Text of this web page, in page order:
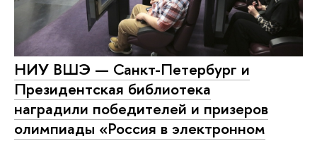
НИУ ВШЭ — Санкт-Петербург и
Президентская библиотека
наградили победителей и призеров
олимпиады «Россия в электронном